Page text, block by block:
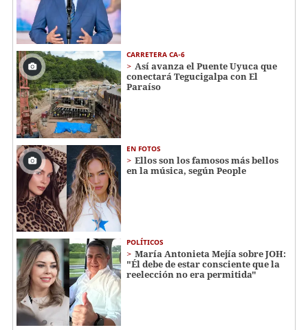
CARRETERA CA-6
Así avanza el Puente Uyuca que
conectará Tegucigalpa con El
Paraíso
EN FOTOS
Ellos son los famosos más bellos
en la música, según People
POLÍTICOS
María Antonieta Mejía sobre JOH:
"Él debe de estar consciente que la
reelección no era permitida"